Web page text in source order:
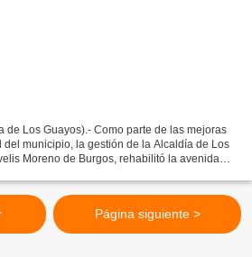
de Los Guayos).- Como parte de las mejoras
municipio, la gestión de la Alcaldía de Los
Moreno de Burgos, rehabilitó la avenida
Página siguiente >